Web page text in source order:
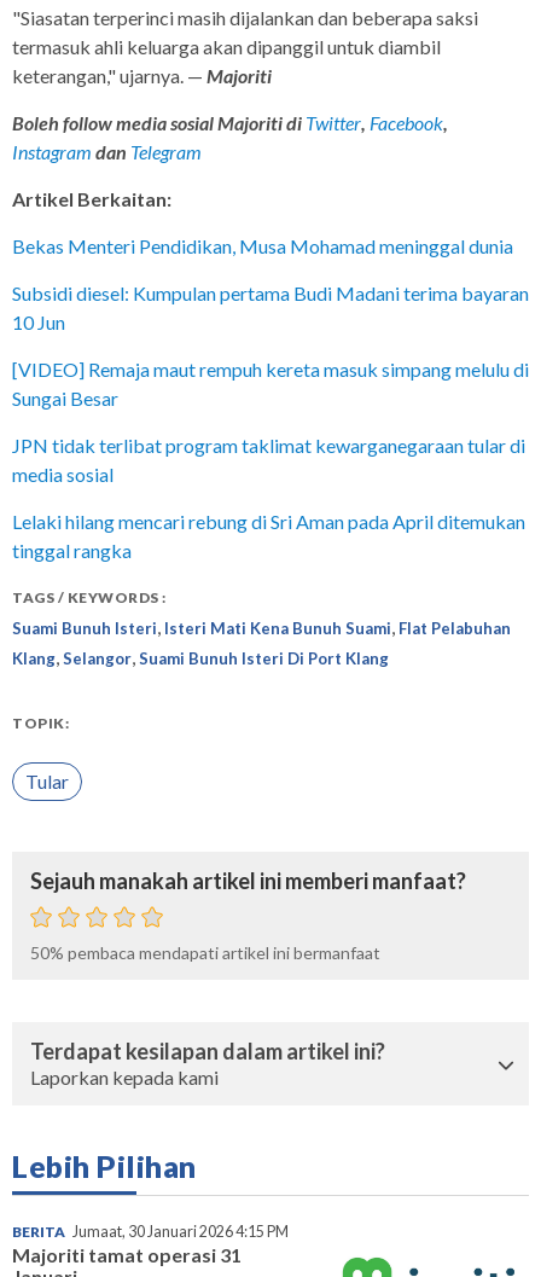
"Siasatan terperinci masih dijalankan dan beberapa saksi
termasuk ahli keluarga akan dipanggil untuk diambil
keterangan," ujarnya. — Majoriti
Boleh follow media sosial Majoriti di Twitter, Facebook,
Instagram dan Telegram
Artikel Berkaitan:
Bekas Menteri Pendidikan, Musa Mohamad meninggal dunia
Subsidi diesel: Kumpulan pertama Budi Madani terima bayaran
10 Jun
[VIDEO] Remaja maut rempuh kereta masuk simpang melulu di
Sungai Besar
JPN tidak terlibat program taklimat kewarganegaraan tular di
media sosial
Lelaki hilang mencari rebung di Sri Aman pada April ditemukan
tinggal rangka
TAGS / KEYWORDS :
Suami Bunuh Isteri, Isteri Mati Kena Bunuh Suami, Flat Pelabuhan
Klang,Selangor,Suami Bunuh Isteri Di Port Klang
TOPIK:
Tular
Sejauh manakah artikel ini memberi manfaat?
50% pembaca mendapati artikel ini bermanfaat
Terdapat kesilapan dalam artikel ini?
Laporkan kepada kami
Lebih Pilihan
BERITA Jumaat, 30 Januari 2026 4:15 PM
Majoriti tamat operasi 31